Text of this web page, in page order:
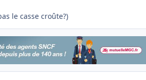
le casse croûte?)